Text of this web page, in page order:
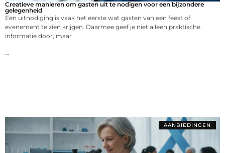
Creatieve manieren om gasten uit te nodigen voor een bijzondere
gelegenheid
Een uitnodiging is vaak het eerste wat gasten van een feest of
evenement te zien krijgen. Daarmee geef je niet alleen praktische
informatie door, maar
AANBIEDINGEN